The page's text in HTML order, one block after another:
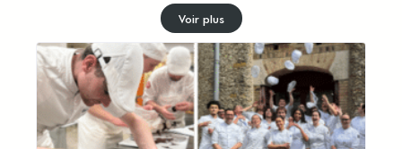
Voir plus